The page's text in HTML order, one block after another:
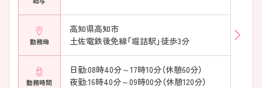
勤務地
高知県高知市
土佐電鉄後免線「堀詰駅」徒歩3分
勤務時間
日勤:08時40分～17時10分（休憩60分）
夜勤:16時40分～09時00分（休憩120分）